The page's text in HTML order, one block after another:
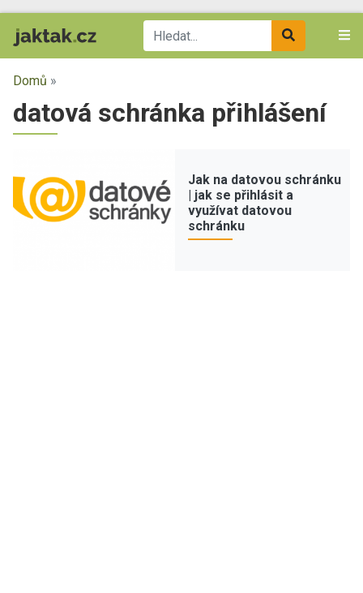
Domů »
datová schránka přihlášení
Jak na datovou schránku
| jak se přihlásit a
využívat datovou
schránku